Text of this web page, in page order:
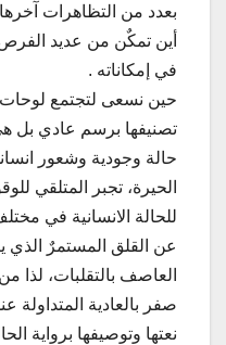
بعدد من التظاهرات
أين تمكٌن من عديد
في إمكاناته .
حين نسعى لتجتمع
تصنيفها برسم عادي بل
حالة وجودية وشعور
الحيرة، تجبر المتلقي
للحالة الانسانية في
عن القلق المستمرٌ الذي
العاصف بالتقلبات،
صفر بالعادية
نعتها وتوصيفها برواية